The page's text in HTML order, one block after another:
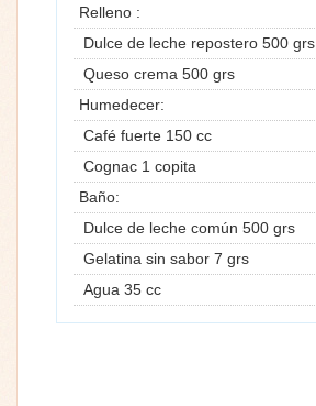
Relleno :
Dulce de leche repostero 500 grs
Queso crema 500 grs
Humedecer:
Café fuerte 150 cc
Cognac 1 copita
Baño:
Dulce de leche común 500 grs
Gelatina sin sabor 7 grs
Agua 35 cc